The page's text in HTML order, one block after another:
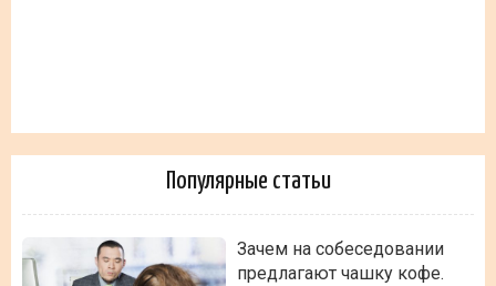
Популярные статьи
Зачем на собеседовании
предлагают чашку кофе.